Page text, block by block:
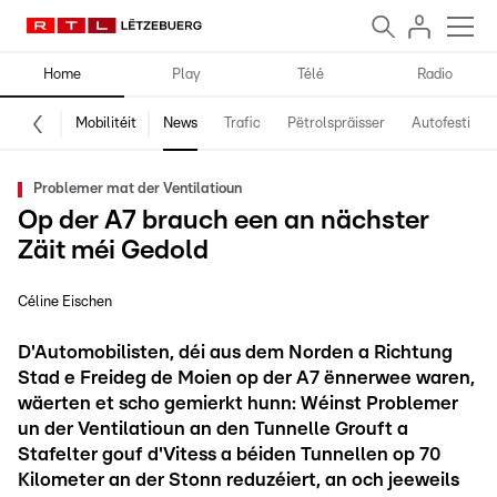
Home Play Télé Radio
Mobilitéit News Trafic Pëtrolspräisser Autofestival
Problemer mat der Ventilatioun
Op der A7 brauch een an nächster
Zäit méi Gedold
Céline Eischen
D'Automobilisten, déi aus dem Norden a Richtung
Stad e Freideg de Moien op der A7 ënnerwee waren,
wäerten et scho gemierkt hunn: Wéinst Problemer
un der Ventilatioun an den Tunnelle Grouft a
Stafelter gouf d'Vitess a béiden Tunnellen op 70
Kilometer an der Stonn reduzéiert, an och jeeweils